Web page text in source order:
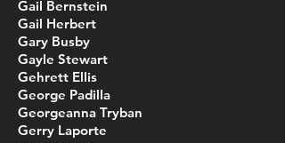
Gail Bernstein
Gail Herbert
Gary Busby
Gayle Stewart
Gehrett Ellis
George Padilla
Georgeanna Tryban
Gerry Laporte